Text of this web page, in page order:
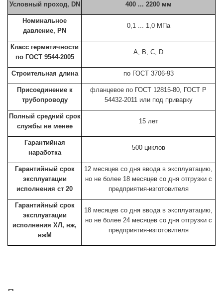
Условный проход, DN 400 ... 2200 мм
Номинальное
давление, PN
0,1 ... 1,0 МПа
Класс герметичности
по ГОСТ 9544-2005
A, B, C, D
Строительная длина по ГОСТ 3706-93
Присоединение к
трубопроводу
фланцевое по ГОСТ 12815-80, ГОСТ Р
54432-2011 или под приварку
Полный средний срок
службы не менее
15 лет
Гарантийная
наработка
500 циклов
Гарантийный срок
эксплуатации
исполнения ст 20
12 месяцев со дня ввода в эксплуатацию,
но не более 18 месяцев со дня отгрузки с
предприятия-изготовителя
Гарантийный срок
эксплуатации
исполнения ХЛ, нж,
нжМ
18 месяцев со дня ввода в эксплуатацию,
но не более 24 месяцев со дня отгрузки с
предприятия-изготовителя